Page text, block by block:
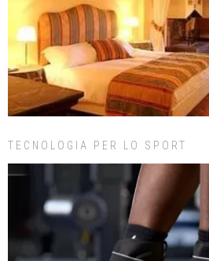
TECNOLOGIA PER LO SPORT